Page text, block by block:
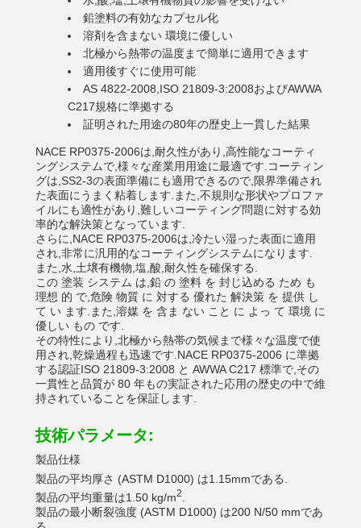
鉛塗料の有効なカプセル化
溶剤を含まない 環境に優しい
北極から熱帯の温度まで簡単に適用できます
適用後すぐに使用可能
AS 4822-2008,ISO 21809-3:2008およびAWWA
C217規格に準拠する
証明された用途の80年の歴史上一貫した結果
NACE RP0375-2006は,耐久性があり,高性能なコーティ
ングシステムで,様々な産業用用途に最適です.コーティン
グは,SS2-3の表面準備にも適用できるので,限界準備され
た表面にうまく粘着します.また,不規則な形状やプロファ
イルにも適性があり,難しいコーティング問題に対する効
率的な解決策となっています.
さらに,NACE RP0375-2006は,冷たい湿った表面に適用
され,非常に汎用的なコーティングシステムになります.
また,水,土壌有機物,塩,酸,耐久性を確保する.
この 塗装 システム は,鉛 の 塗料 を 封じ込める ため も
理想 的 で,危険 物質 に 対する 優れた 解決策 を 提供 し
て い ます.また,溶媒 を 含ま ない こと に よっ て 環境 に
優しい もの です.
その特性により,北極から熱帯の気候まで様々な温度で使
用され,乾燥過程も迅速です.NACE RP0375-2006 に準拠
する認証ISO 21809-3:2008 と AWWA C217 標準で,その
一貫性と品質が 80 年もの実証された応用の歴史の中で維
持されていることを保証します.
技術パラメータ:
製品仕様
製品の平均厚さ (ASTM D1000) は1.15mmである.
製品の平均重量は1.50 kg/m2
製品の最小断裂強度 (ASTM D1000) は200 N/50 mmであ